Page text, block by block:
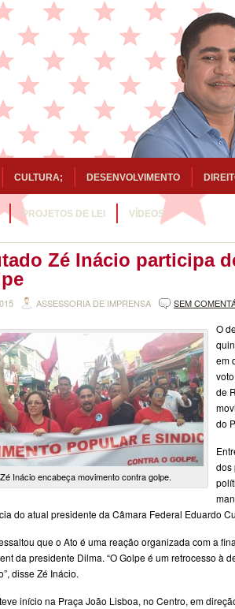
CULTURA; DESENVOLVIMENTO
PROJETOS DE LEI VÍDEOS
Zé Inácio participa
ASSESSORIA DE IMPRENSA SEM
Zé Inácio encabeça movimento contra golpe.
O
em
de
do
dos
do atual presidente da Câmara Federal Eduardo
que o Ato é uma reação organizada com a
da presidente Dilma. “O Golpe é um retrocesso à
disse Zé Inácio.
início na Praça João Lisboa, no Centro, em